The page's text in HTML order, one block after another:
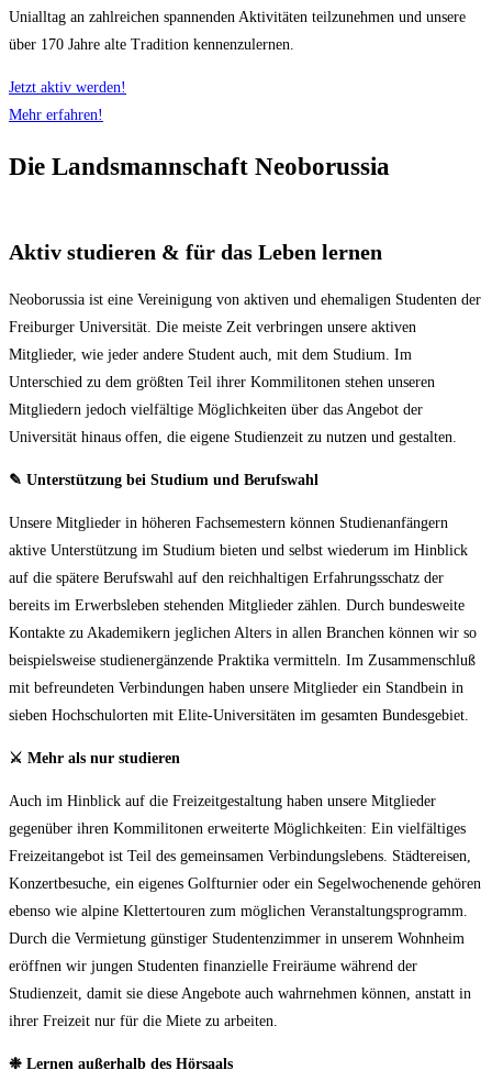
Unialltag an zahlreichen spannenden Aktivitäten teilzunehmen und unsere
über 170 Jahre alte Tradition kennenzulernen.
Jetzt aktiv werden!
Mehr erfahren!
Die Landsmannschaft Neoborussia
Aktiv studieren & für das Leben lernen
Neoborussia ist eine Vereinigung von aktiven und ehemaligen Studenten der
Freiburger Universität. Die meiste Zeit verbringen unsere aktiven
Mitglieder, wie jeder andere Student auch, mit dem Studium. Im
Unterschied zu dem größten Teil ihrer Kommilitonen stehen unseren
Mitgliedern jedoch vielfältige Möglichkeiten über das Angebot der
Universität hinaus offen, die eigene Studienzeit zu nutzen und gestalten.
✎ Unterstützung bei Studium und Berufswahl
Unsere Mitglieder in höheren Fachsemestern können Studienanfängern
aktive Unterstützung im Studium bieten und selbst wiederum im Hinblick
auf die spätere Berufswahl auf den reichhaltigen Erfahrungsschatz der
bereits im Erwerbsleben stehenden Mitglieder zählen. Durch bundesweite
Kontakte zu Akademikern jeglichen Alters in allen Branchen können wir so
beispielsweise studienergänzende Praktika vermitteln. Im Zusammenschluß
mit befreundeten Verbindungen haben unsere Mitglieder ein Standbein in
sieben Hochschulorten mit Elite-Universitäten im gesamten Bundesgebiet.
⚔ Mehr als nur studieren
Auch im Hinblick auf die Freizeitgestaltung haben unsere Mitglieder
gegenüber ihren Kommilitonen erweiterte Möglichkeiten: Ein vielfältiges
Freizeitangebot ist Teil des gemeinsamen Verbindungslebens. Städtereisen,
Konzertbesuche, ein eigenes Golfturnier oder ein Segelwochenende gehören
ebenso wie alpine Klettertouren zum möglichen Veranstaltungsprogramm.
Durch die Vermietung günstiger Studentenzimmer in unserem Wohnheim
eröffnen wir jungen Studenten finanzielle Freiräume während der
Studienzeit, damit sie diese Angebote auch wahrnehmen können, anstatt in
ihrer Freizeit nur für die Miete zu arbeiten.
❉ Lernen außerhalb des Hörsaals